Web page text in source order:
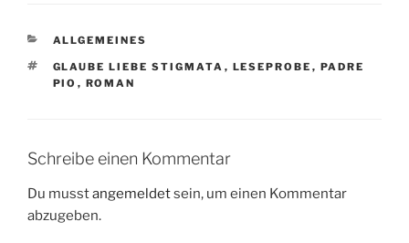
e
b
o
k
er e
st r
dI
KATEGORIEN
ALLGEMEINES
SCHLAGWÖRTER
GLAUBE LIEBE STIGMATA , LESEPROBE , PADRE
PIO , ROMAN
Schreibe einen Kommentar
Du musstangemeldetsein, um einen Kommentar
abzugeben.